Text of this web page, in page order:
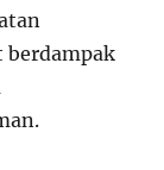
berdampak